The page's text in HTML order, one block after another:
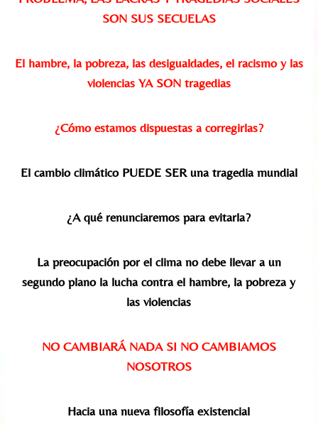
SON SUS SECUELAS
El hambre, la pobreza, las desigualdades, el racismo y las
violencias YA SON tragedias
¿Cómo estamos dispuestas a corregirlas?
El cambio climático PUEDE SER una tragedia mundial
¿A qué renunciaremos para evitarla?
La preocupación por el clima no debe llevar a un
segundo plano la lucha contra el hambre, la pobreza y
las violencias
NO CAMBIARÁ NADA SI NO CAMBIAMOS
NOSOTROS
Hacia una nueva filosofía existencial